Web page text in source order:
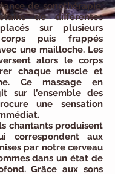
de sonothérapie,
de différentes
sur plusieurs
puis frappés
une mailloche. Les
alors le corps
chaque muscle et
Ce massage en
sur l’ensemble des
une sensation
chantants produisent
correspondent aux
par notre cerveau
dans un état de
Grâce aux sons